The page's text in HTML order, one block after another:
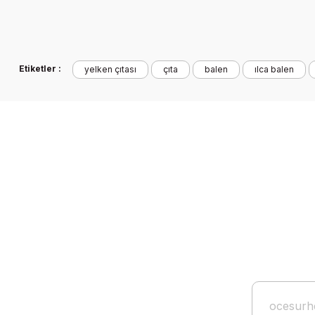
Ürün açıklamasında eksik bilgiler bulunuyor.
Etiketler : yelken çıtası çıta balen ılca balen